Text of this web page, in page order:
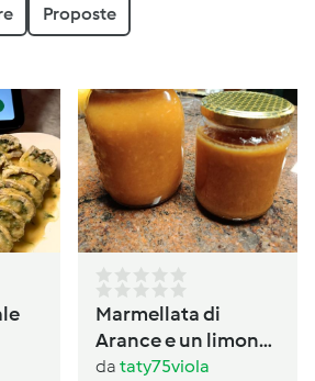
Proposte
Marmellata di
Arance e un limone
con buccia
da taty75viola